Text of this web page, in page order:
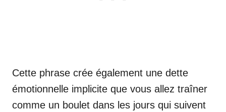
Cette phrase crée également une dette
émotionnelle implicite que vous allez traîner
comme un boulet dans les jours qui suivent